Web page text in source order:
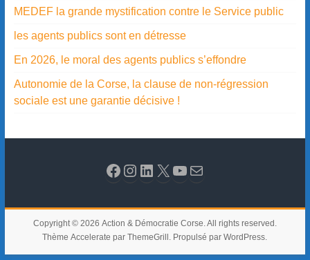
MEDEF la grande mystification contre le Service public
les agents publics sont en détresse
En 2026, le moral des agents publics s’effondre
Autonomie de la Corse, la clause de non-régression
sociale est une garantie décisive !
Copyright © 2026 Action & Démocratie Corse. All rights reserved.
ThèmeAccelerate par ThemeGrill. Propulsé parWordPress.